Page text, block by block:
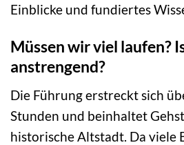
Einblicke und fundiertes
Müssen wir viel laufen?
anstrengend?
Die Führung erstreckt sich
Stunden und beinhaltet
historische Altstadt. Da viele